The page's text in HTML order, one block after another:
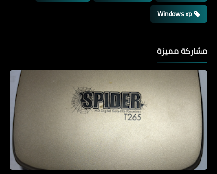
Windows xp
مشاركة مميزة